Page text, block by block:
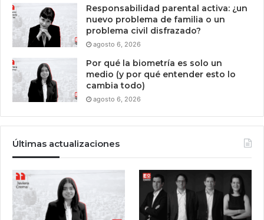
Responsabilidad parental activa: ¿un
nuevo problema de familia o un
problema civil disfrazado?
agosto 6, 2026
Por qué la biometría es solo un
medio (y por qué entender esto lo
cambia todo)
agosto 6, 2026
Últimas actualizaciones